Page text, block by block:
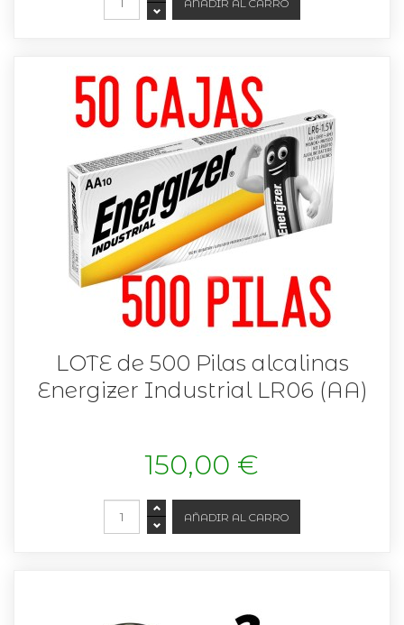
LOTE de 500 Pilas alcalinas
Energizer Industrial LR06 (AA)
150,00 €